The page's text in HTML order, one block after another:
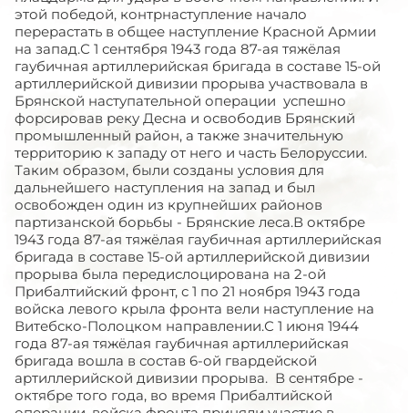
этой победой, контрнаступление начало
перерастать в общее наступление Красной Армии
на запад.С 1 сентября 1943 года 87-ая тяжёлая
гаубичная артиллерийская бригада в составе 15-ой
артиллерийской дивизии прорыва участвовала в
Брянской наступательной операции успешно
форсировав реку Десна и освободив Брянский
промышленный район, а также значительную
территорию к западу от него и часть Белоруссии.
Таким образом, были созданы условия для
дальнейшего наступления на запад и был
освобожден один из крупнейших районов
партизанской борьбы - Брянские леса.В октябре
1943 года 87-ая тяжёлая гаубичная артиллерийская
бригада в составе 15-ой артиллерийской дивизии
прорыва была передислоцирована на 2-ой
Прибалтийский фронт, с 1 по 21 ноября 1943 года
войска левого крыла фронта вели наступление на
Витебско-Полоцком направлении.С 1 июня 1944
года 87-ая тяжёлая гаубичная артиллерийская
бригада вошла в состав 6-ой гвардейской
артиллерийской дивизии прорыва. В сентябре -
октябре того года, во время Прибалтийской